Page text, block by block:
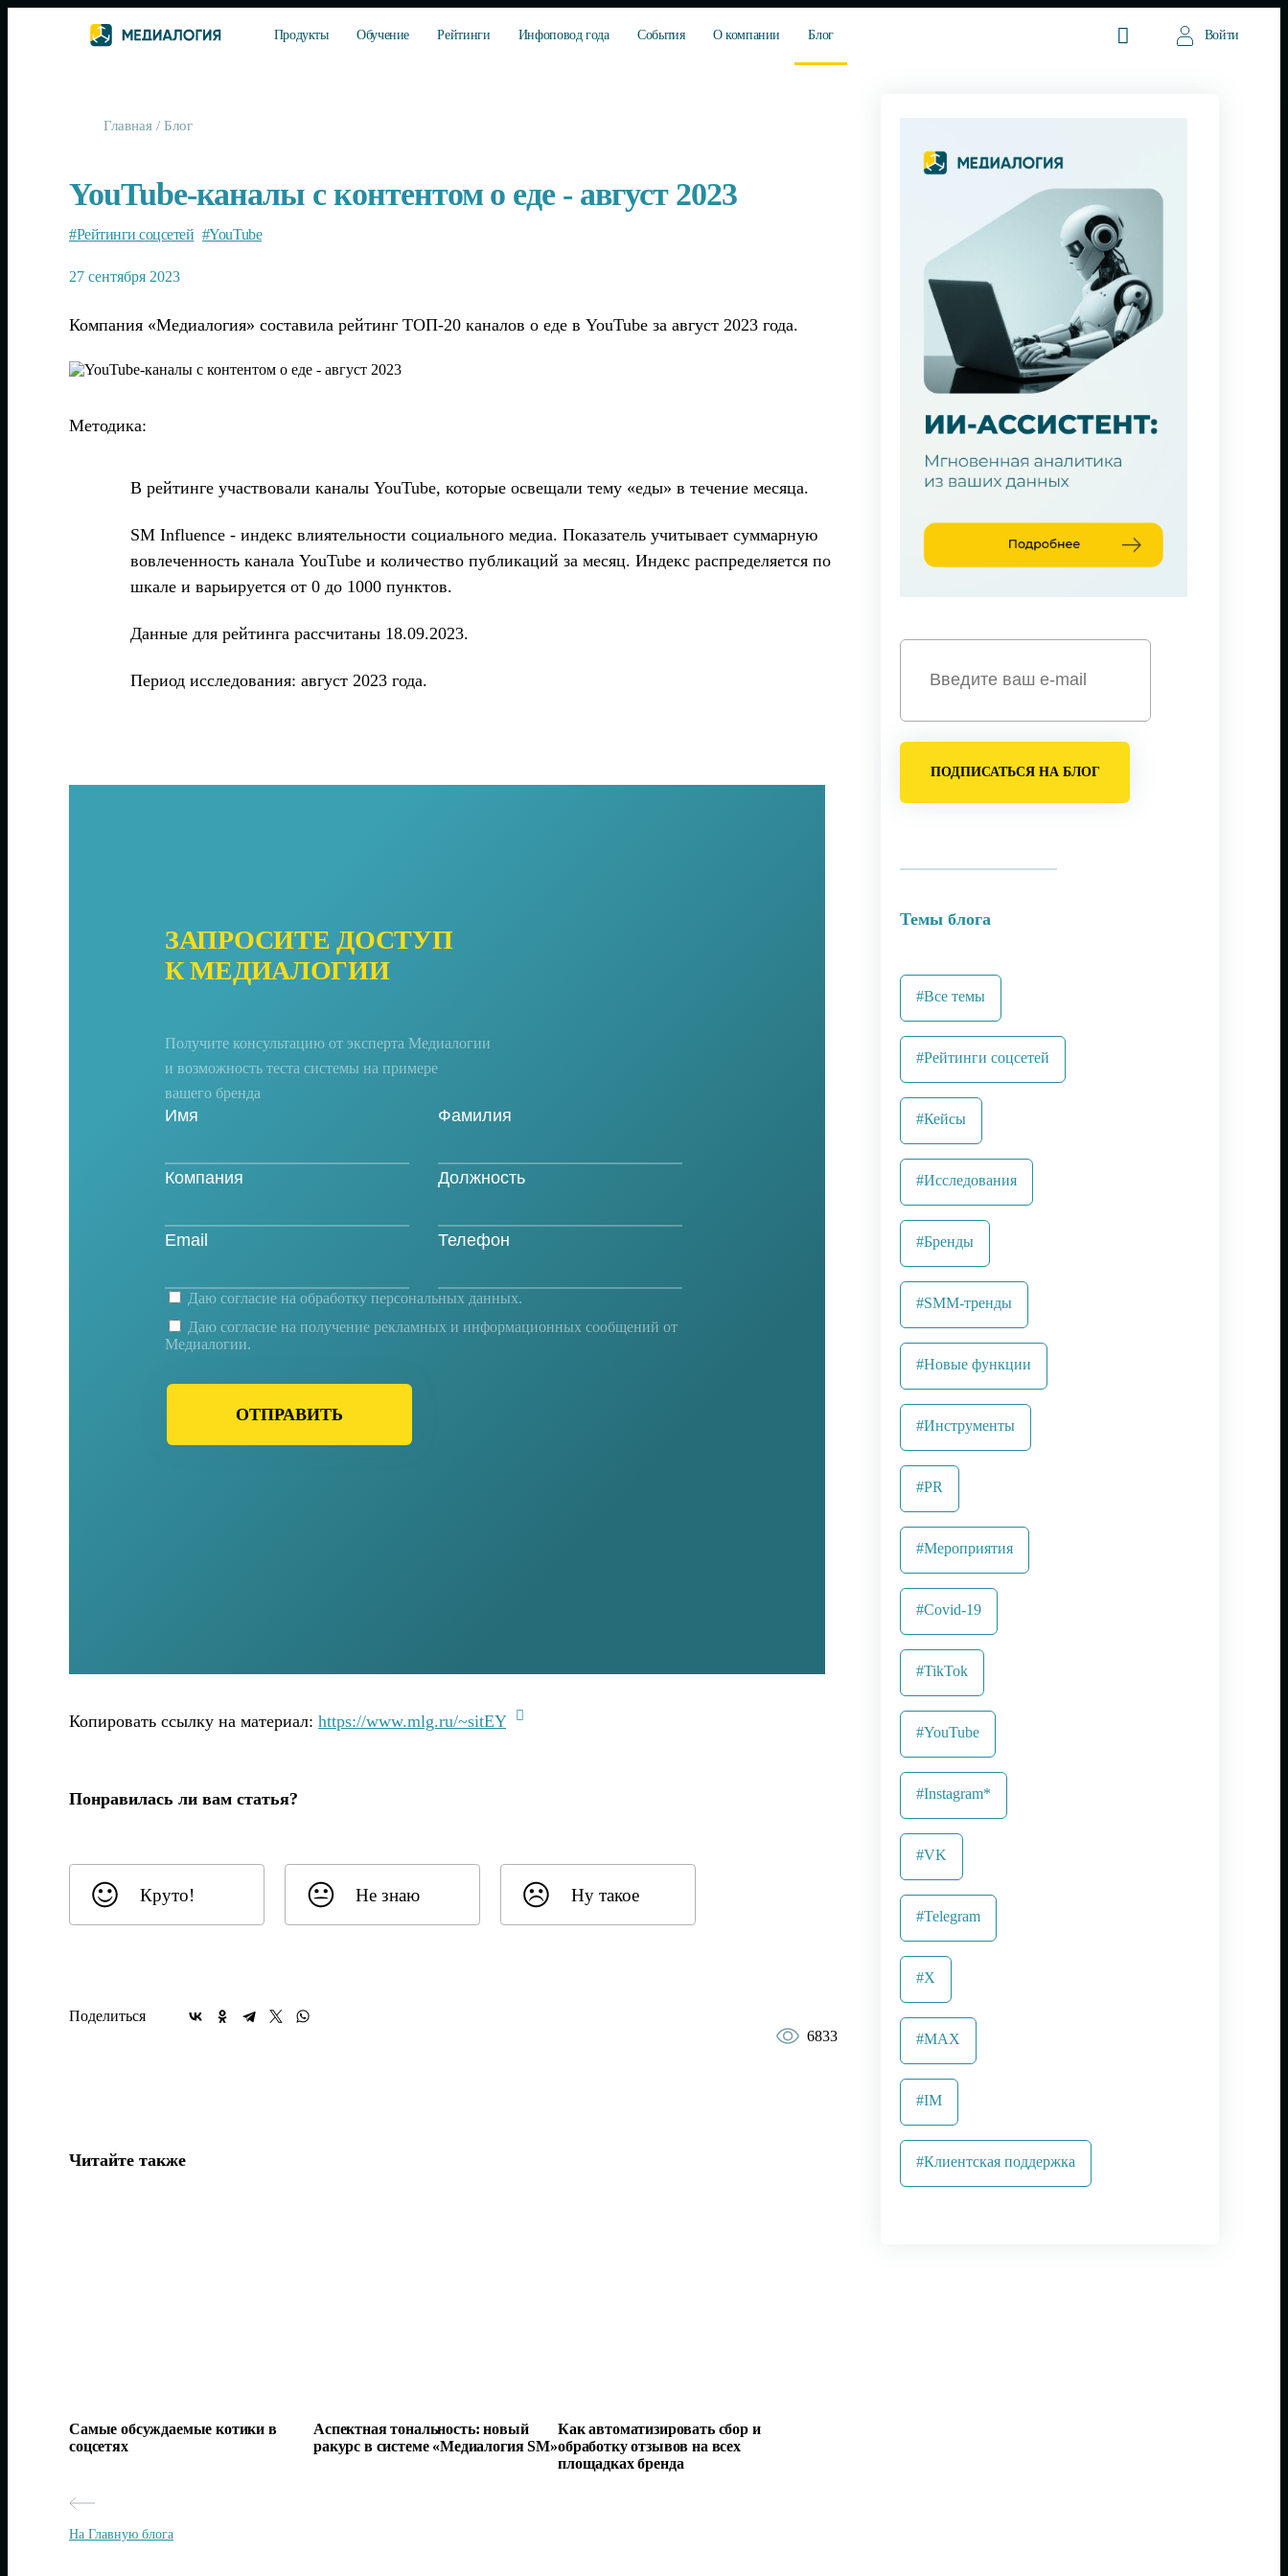
Продукты Обучение Рейтинги Инфоповод года События О компании Блог Войти
Главная / Блог
YouTube-каналы с контентом о еде - август 2023
#Рейтинги соцсетей #YouTube
27 сентября 2023
Компания «Медиалогия» составила рейтинг ТОП-20 каналов о еде в YouTube за август 2023 года.
Методика:
В рейтинге участвовали каналы YouTube, которые освещали тему «еды» в течение месяца.
SM Influence - индекс влиятельности социального медиа. Показатель учитывает суммарную
вовлеченность канала YouTube и количество публикаций за месяц. Индекс распределяется по
шкале и варьируется от 0 до 1000 пунктов.
Данные для рейтинга рассчитаны 18.09.2023.
Период исследования: август 2023 года.
ЗАПРОСИТЕ ДОСТУП
К МЕДИАЛОГИИ
Получите консультацию от эксперта Медиалогии
и возможность теста системы на примере
вашего бренда
ОТПРАВИТЬ
Даю согласие на обработку персональных данных.
Даю согласие на получение рекламных и информационных сообщений от
Медиалогии.
Копировать ссылку на материал: https://www.mlg.ru/~sitEY
Понравилась ли вам статья?
Круто! Не знаю Ну такое
Поделиться
6833
Читайте также
Самые обсуждаемые котики в
соцсетях
Аспектная тональность: новый
ракурс в системе «Медиалогия SM»
Как автоматизировать сбор и
обработку отзывов на всех
площадках бренда
На Главную блога
ПОДПИСАТЬСЯ НА БЛОГ
Темы блога
#Все темы
#Рейтинги соцсетей
#Кейсы
#Исследования
#Бренды
#SMM-тренды
#Новые функции
#Инструменты
#PR
#Мероприятия
#Covid-19
#TikTok
#YouTube
#Instagram*
#VK
#Telegram
#X
#MAX
#IM
#Клиентская поддержка